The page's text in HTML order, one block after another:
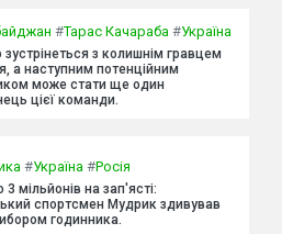
#Тарас Качараба #Україна
з колишнім гравцем
а наступним потенційним
може стати ще один
цієї команди.
#Україна #Росія
3 мільйонів на зап'ясті:
спортсмен Мудрик здивував
годинника.